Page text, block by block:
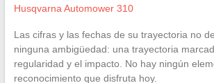
Husqvarna Automower 310
Las cifras y las fechas de su trayectoria no
ninguna ambigüedad: una trayectoria
regularidad y el impacto. No hay ningún
reconocimiento que disfruta hoy.